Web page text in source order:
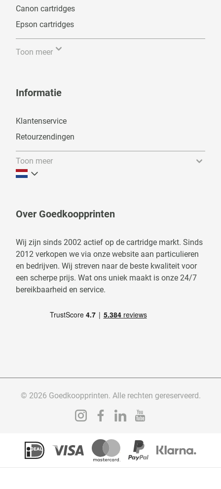
Canon cartridges
Epson cartridges
Toon meer
Informatie
Klantenservice
Retourzendingen
Toon meer
Over Goedkoopprinten
Wij zijn sinds 2002 actief op de cartridge markt. Sinds
2012 verkopen we via onze website aan particulieren
en bedrijven. Wij streven naar de beste kwaliteit voor
een scherpe prijs. Wat ons uniek maakt is onze 24/7
bereikbaarheid en service.
© 2026 Goedkoopprinten. Alle rechten gereserveerd.